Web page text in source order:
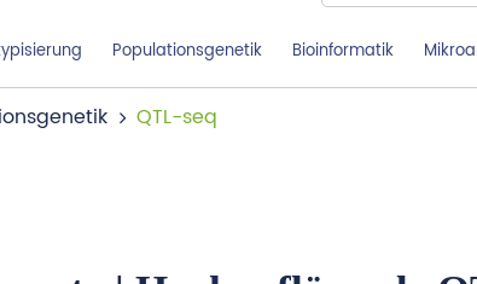
Populationsgenetik Bioinformatik
QTL-seq